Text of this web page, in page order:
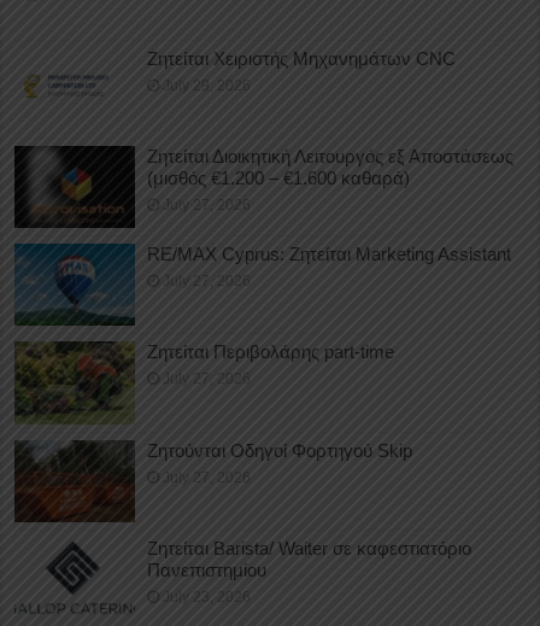
Ζητείται Χειριστής Μηχανημάτων CNC
July 29, 2026
Ζητείται Διοικητική Λειτουργός εξ Αποστάσεως
(μισθός €1.200 – €1.600 καθαρά)
July 27, 2026
RE/MAX Cyprus: Ζητείται Marketing Assistant
July 27, 2026
Ζητείται Περιβολάρης part-time
July 27, 2026
Ζητούνται Οδηγοί Φορτηγού Skip
July 27, 2026
Ζητείται Barista/ Waiter σε καφεστιατόριο
Πανεπιστημίου
July 23, 2026